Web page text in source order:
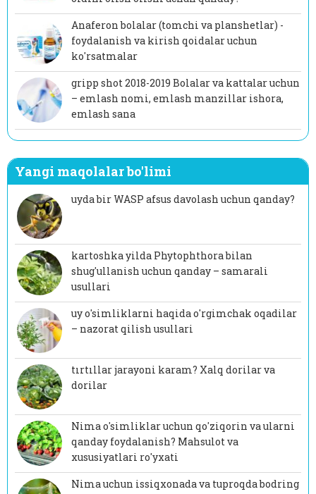
Anaferon bolalar (tomchi va planshetlar) -
foydalanish va kirish qoidalar uchun
ko'rsatmalar
gripp shot 2018-2019 Bolalar va kattalar uchun
– emlash nomi, emlash manzillar ishora,
emlash sana
Yangi maqolalar bo'limi
uyda bir WASP afsus davolash uchun qanday?
kartoshka yilda Phytophthora bilan
shug'ullanish uchun qanday – samarali
usullari
uy o'simliklarni haqida o'rgimchak oqadilar
– nazorat qilish usullari
tırtıllar jarayoni karam? Xalq dorilar va
dorilar
Nima o'simliklar uchun qo'ziqorin va ularni
qanday foydalanish? Mahsulot va
xususiyatlari ro'yxati
Nima uchun issiqxonada va tuproqda bodring